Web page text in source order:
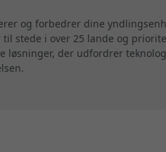
og forbedrer dine
stede i over 25 lande og
løsninger, der udfordrer